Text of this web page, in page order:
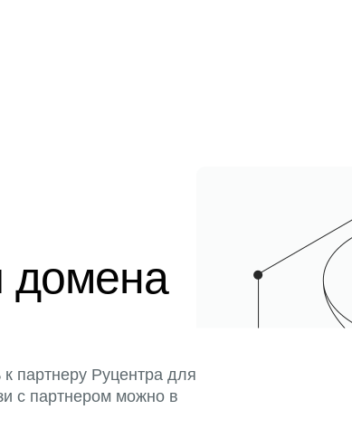
домена
партнеру Руцентра для
с партнером можно в